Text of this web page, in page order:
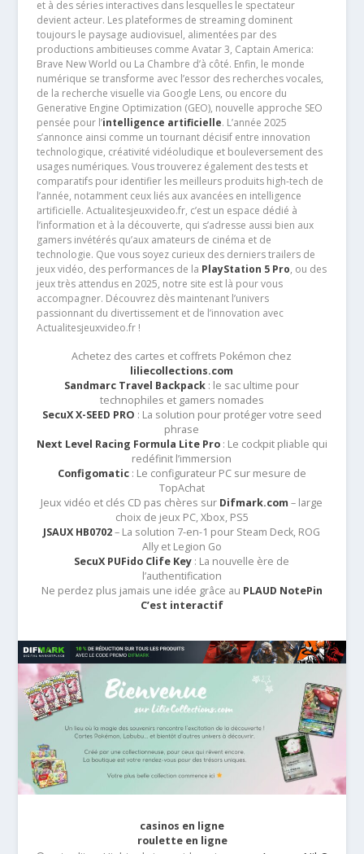
et à des séries interactives dans lesquelles le spectateur
devient acteur. Les plateformes de streaming dominent
toujours le paysage audiovisuel, alimentées par des
productions ambitieuses comme Avatar 3, Captain America:
Brave New World ou La Chambre d’à côté. Enfin, le monde
numérique se transforme avec l’essor des recherches vocales,
de la recherche visuelle via Google Lens, ou encore du
Generative Engine Optimization (GEO), nouvelle approche SEO
pensée pour l’intelligence artificielle. L’année 2025
s’annonce ainsi comme un tournant décisif entre innovation
technologique, créativité vidéoludique et bouleversement des
usages numériques. Vous trouverez également des tests et
comparatifs pour identifier les meilleurs produits high-tech de
l’année, notamment ceux liés aux avancées en intelligence
artificielle. Actualitesjeuxvideo.fr, c’est un espace dédié à
l’information et à la découverte, qui s’adresse aussi bien aux
gamers invétérés qu’aux amateurs de cinéma et de
technologie. Que vous soyez curieux des derniers trailers de
jeux vidéo, des performances de la PlayStation 5 Pro, ou des
jeux très attendus en 2025, notre site est là pour vous
accompagner. Découvrez dès maintenant l’univers
passionnant du divertissement et de l’innovation avec
Actualitesjeuxvideo.fr !
Achetez des cartes et coffrets Pokémon chez
liliecollections.com
Sandmarc Travel Backpack : le sac ultime pour
technophiles et gamers nomades
SecuX X-SEED PRO : La solution pour protéger votre seed
phrase
Next Level Racing Formula Lite Pro: Le cockpit pliable qui
redéfinit l’immersion
Configomatic: Le configurateur PC sur mesure de
TopAchat
Jeux vidéo et clés CD pas chères sur Difmark.com – large
choix de jeux PC, Xbox, PS5
JSAUX HB0702– La solution 7-en-1 pour Steam Deck, ROG
Ally et Legion Go
SecuX PUFido Clife Key : La nouvelle ère de
l’authentification
Ne perdez plus jamais une idée grâce au PLAUD NotePin
C’est interactif
casinos en ligne
roulette en ligne